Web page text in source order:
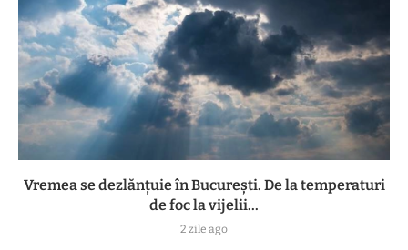
Vremea se dezlănțuie în București. De la temperaturi
de foc la vijelii...
2 zile ago